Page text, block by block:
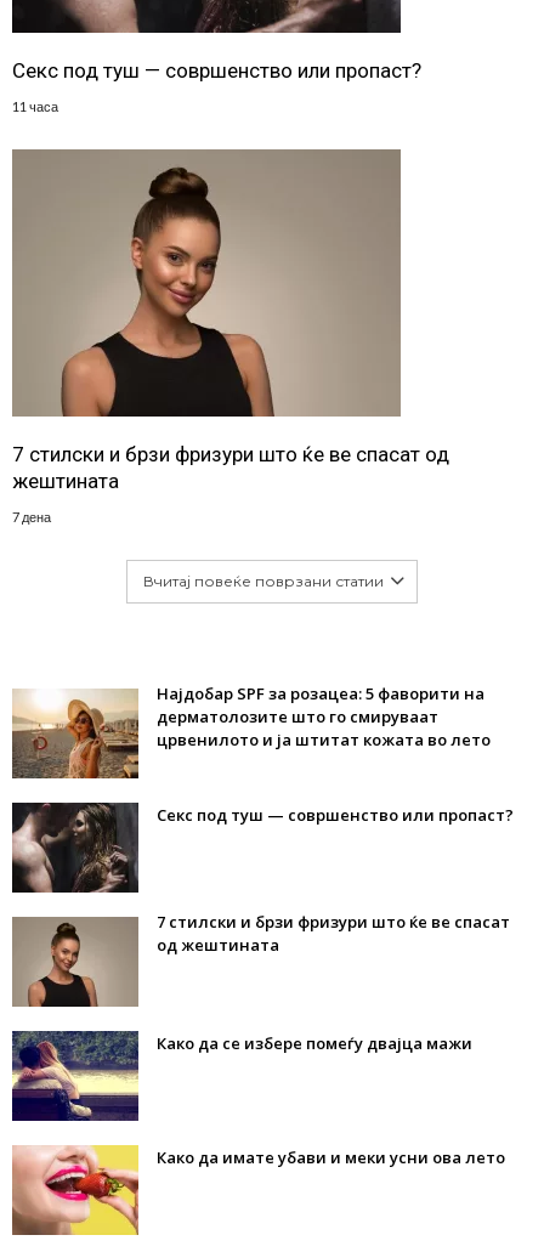
Секс под туш — совршенство или пропаст?
11 часа
7 стилски и брзи фризури што ќе ве спасат од
жештината
7 дена
Вчитај повеќе поврзани статии
Најдобар SPF за розацеа: 5 фаворити на
дерматолозите што го смируваат
црвенилото и ја штитат кожата во лето
Секс под туш — совршенство или пропаст?
7 стилски и брзи фризури што ќе ве спасат
од жештината
Како да се избере помеѓу двајца мажи
Како да имате убави и меки усни ова лето